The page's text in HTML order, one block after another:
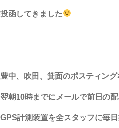
投函してきました
豊中、吹田、箕面のポスティン
翌朝10時までにメールで前日の
GPS計測装置を全スタッフに毎